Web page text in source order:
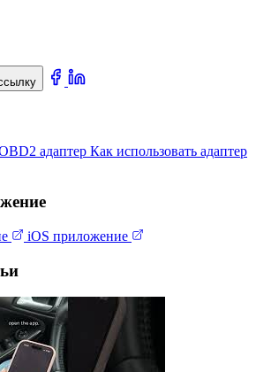
адаптер Как использовать адаптер
iOS приложение